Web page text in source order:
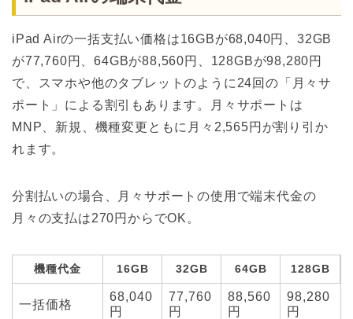
iPad Airの一括支払い価格は16GBが68,040円、32GB
が77,760円、64GBが88,560円、128GBが98,280円
で、スマホや他のタブレットのように24回の「月々サ
ポート」による割引もあります。月々サポートは
MNP、新規、機種変更ともに月々2,565円が割り引か
れます。
分割払いの場合、月々サポートの使用で端末代金の
月々の支払は270円からでOK。
機種代金 16GB 32GB 64GB 128GB
一括価格
68,040
円
77,760
円
88,560
円
98,280
円